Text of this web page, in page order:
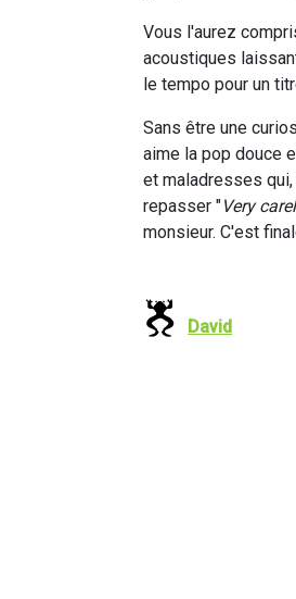
Vous l'aurez
acoustiques
le tempo pour un
Sans être une
aime la pop douce
et maladresses
repasser "Very
monsieur. C'est
David